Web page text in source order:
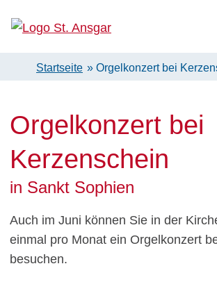
Skip
content
Katholische Pfarrei St. Ansgar
Startseite » Orgelkonzert bei
Orgelkonzert bei
Kerzenschein
in Sankt Sophien
Auch im Juni können Sie in der
einmal pro Monat ein Orgelkonzert
besuchen.